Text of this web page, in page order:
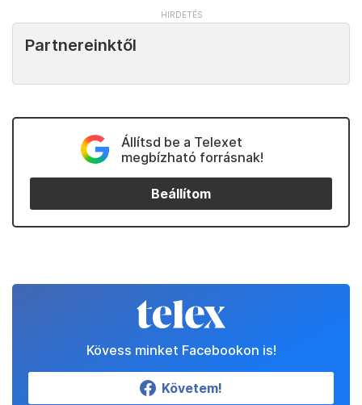
Partnereinktől
Állítsd be a Telexet
megbízható forrásnak!
Beállítom
Kövess minket Facebookon is!
Követem!